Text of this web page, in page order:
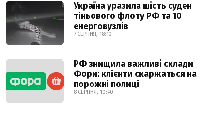
Україна уразила шість суден
тіньового флоту РФ та 10
енерговузлів
7 СЕРПНЯ, 18:10
РФ знищила важливі склади
Фори: клієнти скаржаться на
порожні полиці
8 СЕРПНЯ, 10:40